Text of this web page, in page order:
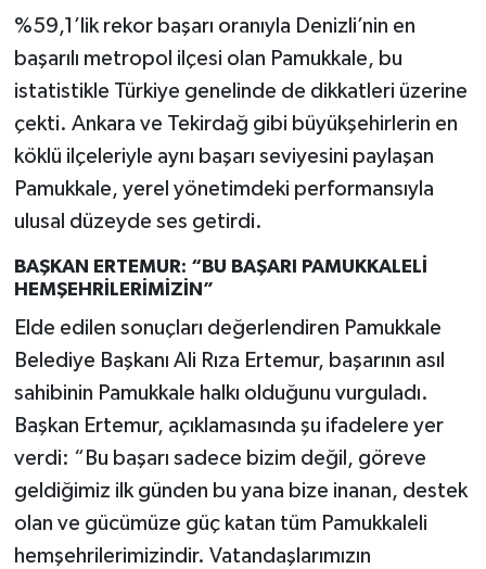
%59,1’lik rekor başarı oranıyla Denizli’nin en
başarılı metropol ilçesi olan Pamukkale, bu
istatistikle Türkiye genelinde de dikkatleri üzerine
çekti. Ankara ve Tekirdağ gibi büyükşehirlerin en
köklü ilçeleriyle aynı başarı seviyesini paylaşan
Pamukkale, yerel yönetimdeki performansıyla
ulusal düzeyde ses getirdi.
BAŞKAN ERTEMUR: “BU BAŞARI PAMUKKALELİ
HEMŞEHRİLERİMİZİN”
Elde edilen sonuçları değerlendiren Pamukkale
Belediye Başkanı Ali Rıza Ertemur, başarının asıl
sahibinin Pamukkale halkı olduğunu vurguladı.
Başkan Ertemur, açıklamasında şu ifadelere yer
verdi: “Bu başarı sadece bizim değil, göreve
geldiğimiz ilk günden bu yana bize inanan, destek
olan ve gücümüze güç katan tüm Pamukkaleli
hemşehrilerimizindir. Vatandaşlarımızın